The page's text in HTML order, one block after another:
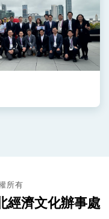
發表執政周年談話 盼面
統就職演說影片
重要談話
政府將在美國亞利桑納州
所有
經濟文化辦事處